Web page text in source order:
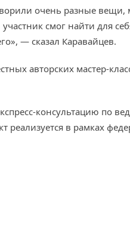
очень разные
смог найти для
— сказал Каравайцев.
авторских мастер-
консультацию по
реализуется в рамках